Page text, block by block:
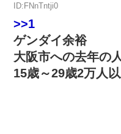
ID:FNnTntji0
>>1
ゲンダイ余裕
大阪市への去年の
15歳～29歳2万人